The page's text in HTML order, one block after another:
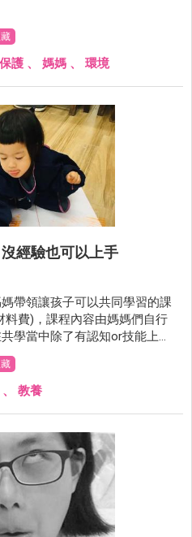
護 、 媽媽 、 環境
經驗也可以上手
帶領讓孩子可以共同學習的課
費)，課程內容由媽媽們自行
學當中除了有認知or技能上的
，發展社交能力。
、 教養